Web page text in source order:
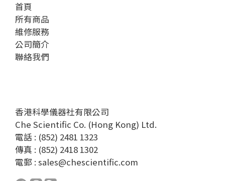
首頁
所有商品
維修服務
公司簡介
聯絡我們
香港科學儀器社有限公司
Che Scientific Co. (Hong Kong) Ltd.
電話 : (852) 2481 1323
傳真 : (852) 2418 1302
電郵 : sales@chescientific.com